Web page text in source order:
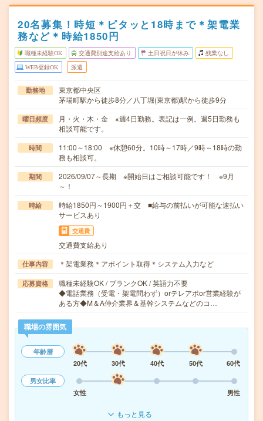
20名募集！時短＊ピタッと18時まで＊架電業
務など＊時給1850円
職種未経験OK 交通費別途支給あり 土日祝日が休み 残業なし
WEB登録OK 派遣
勤務地
東京都中央区
茅場町駅から徒歩8分／八丁堀(東京都)駅から徒歩9分
曜日頻度
月・火・木・金 ※週4日勤務。表記は一例。週5日勤務も
相談可能です。
時間
11:00～18:00 ※休憩60分。10時～17時／9時～18時の勤
務も相談可。
期間
2026/09/07～長期 ※開始日はご相談可能です！ ※9月
～！
時給
時給1850円～1900円＋交 ■給与の前払いが可能な速払い
サービスあり
交通費
交通費支給あり
仕事内容 ＊架電業務＊アポイント取得＊システム入力など
応募資格
職種未経験OK / ブランクOK / 英語力不要
◆電話業務（受電・架電問わず）orテレアポor営業経験が
ある方◆M＆A仲介業界＆基幹システムなどのコ…
職場の雰囲気
年齢層
20代
30代 40代 50代
60代
男女比率
女性
男性
もっと見る